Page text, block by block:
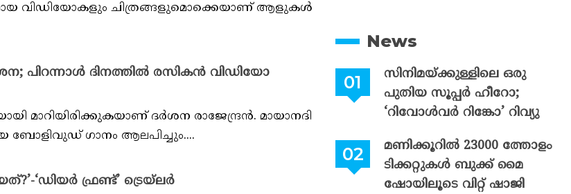
വിഡിയോകളും ചിത്രങ്ങളുമൊക്കെയാണ് ആളുകൾ
പിറന്നാൾ ദിനത്തിൽ രസികൻ വിഡിയോ
മാറിയിരിക്കുകയാണ് ദർശന രാജേന്ദ്രൻ. മായാനദി
ബോളിവുഡ് ഗാനം ആലപിച്ചും....
‘ഡിയർ ഫ്രണ്ട്’ ട്രെയ്‌ലർ
News
സിനിമയ്ക്കുള്ളിലെ ഒരു
പുതിയ സൂപ്പർ ഹീറോ;
‘റിവോൾവർ റിങ്കോ’ റിവ്യു
മണിക്കൂറിൽ 23000 ത്തോളം
ടിക്കറ്റുകൾ ബുക്ക് മൈ
ഷോയിലൂടെ വിറ്റ് ഷാജി